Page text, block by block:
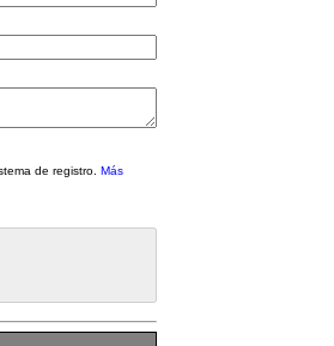
de registro. Más